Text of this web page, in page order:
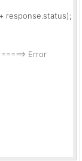
+ response. status);
Error